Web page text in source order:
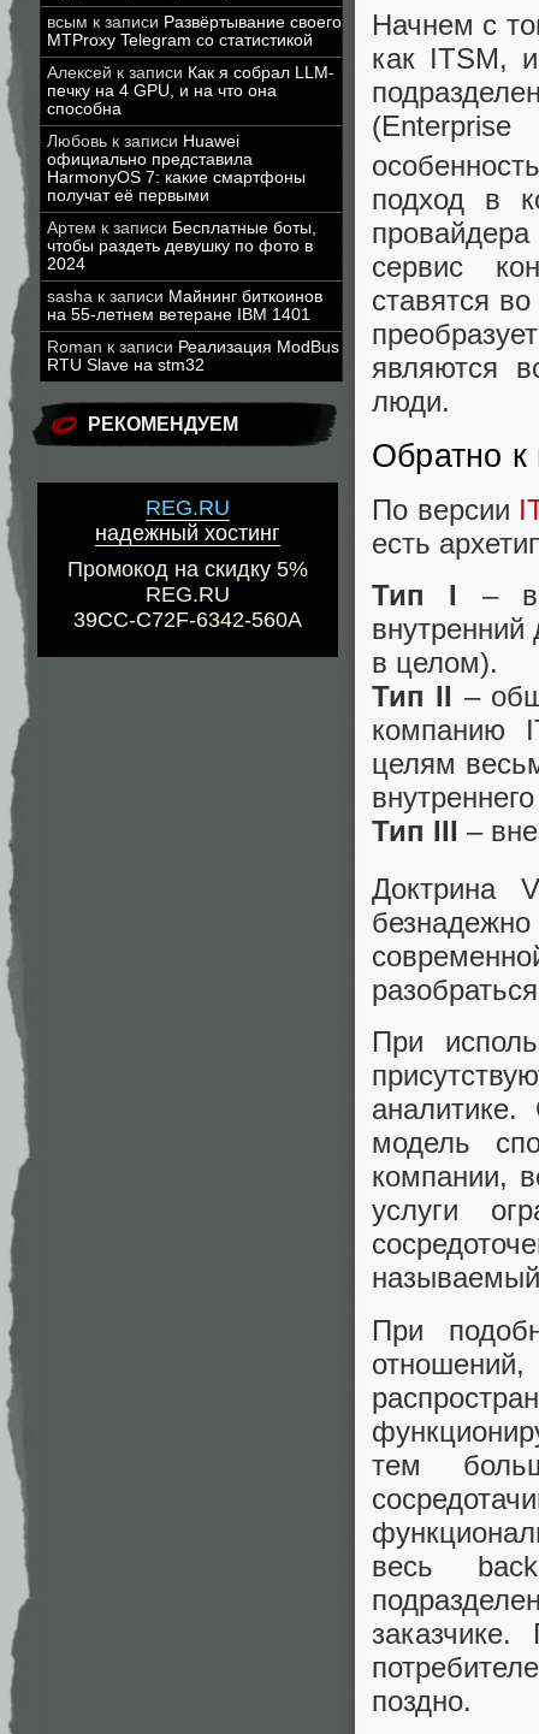
всым к записи Развёртывание своего
MTProxy Telegram со статистикой
Алексей к записи Как я собрал LLM-
печку на 4 GPU, и на что она
способна
Любовь к записи Huawei
официально представила
HarmonyOS 7: какие смартфоны
получат её первыми
Артем к записи Бесплатные боты,
чтобы раздеть девушку по фото в
2024
sasha к записи Майнинг биткоинов
на 55-летнем ветеране IBM 1401
Roman к записи Реализация ModBus
RTU Slave на stm32
РЕКОМЕНДУЕМ
REG.RU
надежный хостинг
Промокод на скидку 5%
REG.RU
39CC-C72F-6342-560A
Начнем с
как ITSM,
подход в
сервис
ставятся
являются
люди.
Обратно к
По версии
есть
Тип I –
внутренний
в целом).
Тип II –
компанию
целям
Тип III –
Доктрина
При
модель
компании,
услуги
При
тем
весь
поздно.